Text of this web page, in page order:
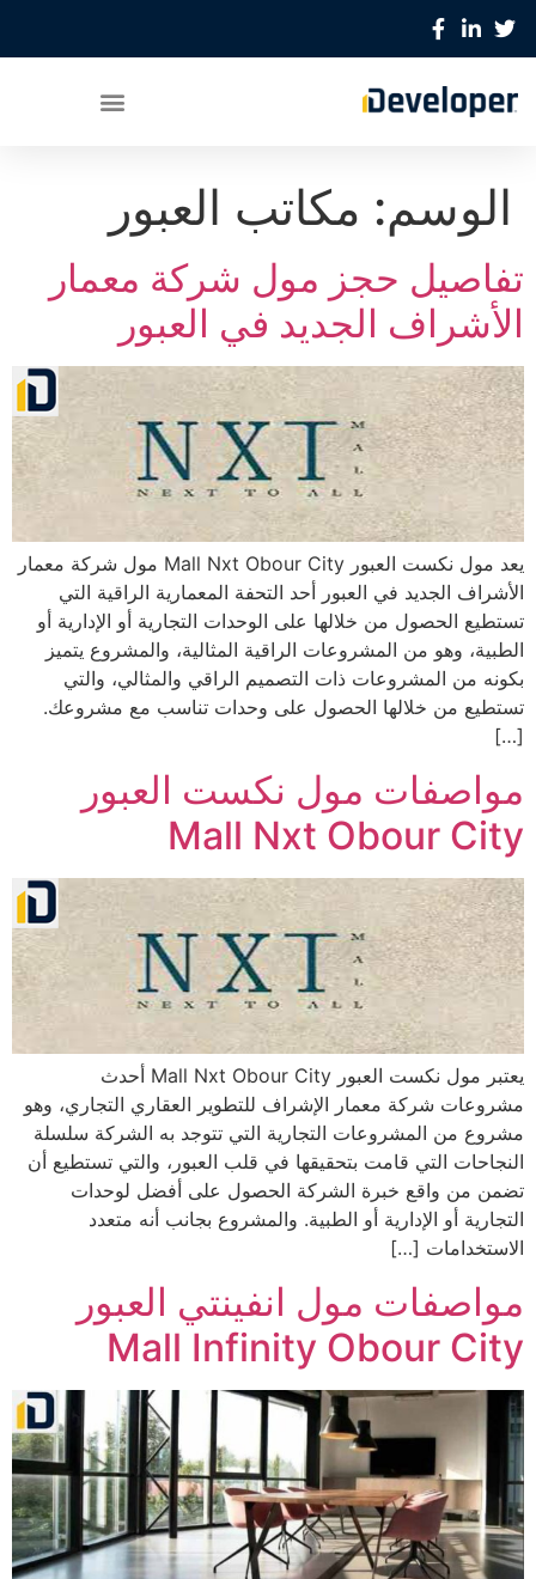
الوسم: مكاتب العبور
تفاصيل حجز مول شركة معمار
الأشراف الجديد في العبور
يعد مول نكست العبور Mall Nxt Obour City مول شركة معمار
الأشراف الجديد في العبور أحد التحفة المعمارية الراقية التي
تستطيع الحصول من خلالها على الوحدات التجارية أو الإدارية أو
الطبية، وهو من المشروعات الراقية المثالية، والمشروع يتميز
بكونه من المشروعات ذات التصميم الراقي والمثالي، والتي
تستطيع من خلالها الحصول على وحدات تناسب مع مشروعك.
[…]
مواصفات مول نكست العبور
Mall Nxt Obour City
يعتبر مول نكست العبور Mall Nxt Obour City أحدث
مشروعات شركة معمار الإشراف للتطوير العقاري التجاري، وهو
مشروع من المشروعات التجارية التي تتوجد به الشركة سلسلة
النجاحات التي قامت بتحقيقها في قلب العبور، والتي تستطيع أن
تضمن من واقع خبرة الشركة الحصول على أفضل لوحدات
التجارية أو الإدارية أو الطبية. والمشروع بجانب أنه متعدد
الاستخدامات […]
مواصفات مول انفينتي العبور
Mall Infinity Obour City